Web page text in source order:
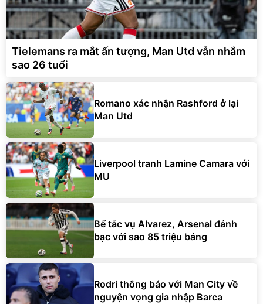
Tielemans ra mắt ấn tượng, Man Utd vẫn nhắm
sao 26 tuổi
Romano xác nhận Rashford ở lại
Man Utd
Liverpool tranh Lamine Camara với
MU
Bế tắc vụ Alvarez, Arsenal đánh
bạc với sao 85 triệu bảng
Rodri thông báo với Man City về
nguyện vọng gia nhập Barca